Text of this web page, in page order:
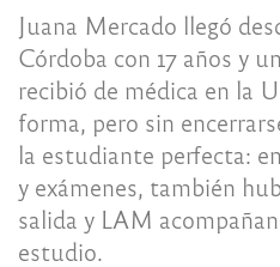
Juana Mercado llegó
Córdoba con 17 años y
recibió de médica en la
forma, pero sin
la estudiante perfecta:
y exámenes, también
salida y LAM
estudio.